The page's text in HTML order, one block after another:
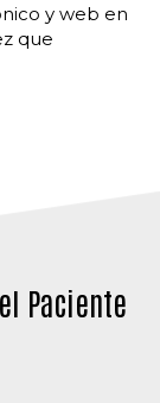
y web en
que
Paciente